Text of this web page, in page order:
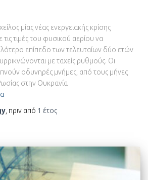
μίας νέας ενεργειακής κρίσης
τιμές του φυσικού αερίου να
επίπεδο των τελευταίων δύο ετών
με ταχείς ρυθμούς. Οι
οδυνηρές μνήμες, από τους μήνες
στην Ουκρανία
, πριν από 1 έτος